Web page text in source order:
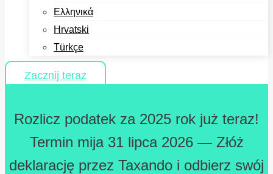
Ελληνικά
Hrvatski
Türkçe
Zacznij teraz
Rozlicz podatek za 2025 rok już teraz!
Termin mija 31 lipca 2026 — Złóż
deklarację przez Taxando i odbierz swój